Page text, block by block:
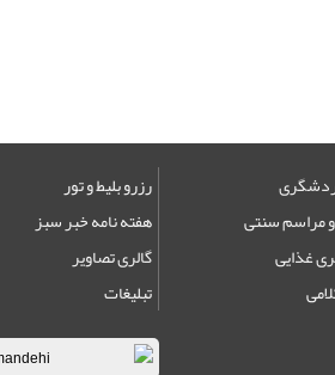
مراسم سنتی
غذایی
رزرو بلیط و تور
هفته نامه خبر سبز
گالری تصاویر
تبلیغات